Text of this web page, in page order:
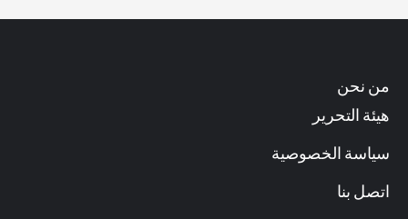
من نحن
هيئة التحرير
سياسة الخصوصية
اتصل بنا